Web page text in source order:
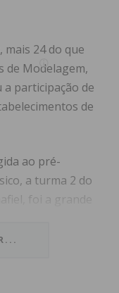
24 do que
de Modelagem,
a participação de
de
ao pré-
a turma 2 do
foi a grande
também